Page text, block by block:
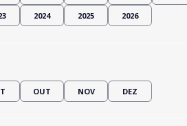
2024 2025 2026
OUT NOV DEZ